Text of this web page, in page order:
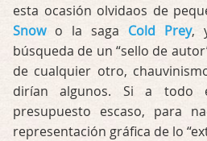
esta ocasión olvidaos de
Snowo la saga Cold Prey,
búsqueda de un “sello de
de cualquier otro,
dirían algunos. Si a todo
presupuesto escaso, para
representación gráfica de lo